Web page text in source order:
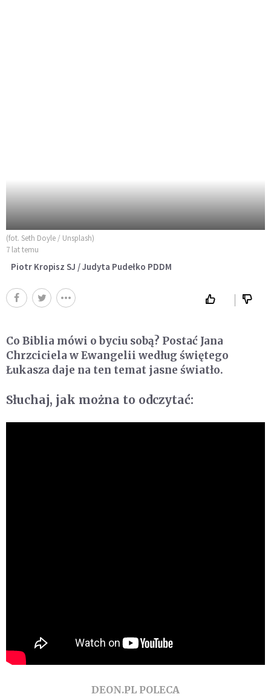
(fot. Seth Doyle / Unsplash)
7 lat temu
Piotr Kropisz SJ / Judyta Pudełko PDDM
Co Biblia mówi o byciu sobą? Postać Jana
Chrzciciela w Ewangelii według świętego
Łukasza daje na ten temat jasne światło.
Słuchaj, jak można to odczytać:
DEON.PL POLECA